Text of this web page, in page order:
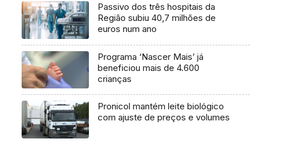
Passivo dos três hospitais da
Região subiu 40,7 milhões de
euros num ano
Programa ‘Nascer Mais’ já
beneficiou mais de 4.600
crianças
Pronicol mantém leite biológico
com ajuste de preços e volumes